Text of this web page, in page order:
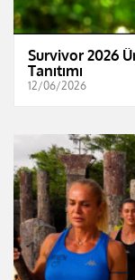
Survivor 2026
Tanıtımı
12/06/2026